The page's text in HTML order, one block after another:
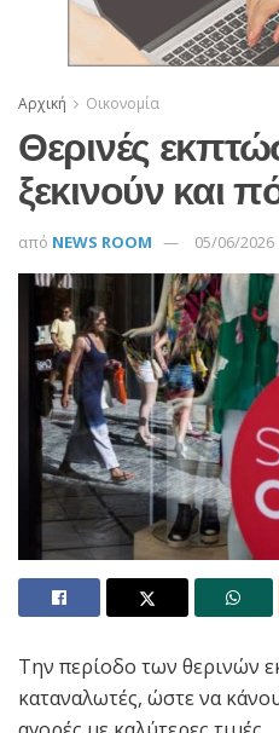
Αρχική Οικονομία
Θερινές
ξεκινούν και
από NEWS ROOM 05/06/2026
Την περίοδο των θερινών
καταναλωτές, ώστε να